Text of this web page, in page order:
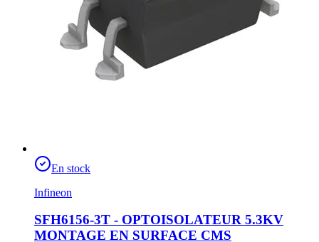
En stock
Infineon
SFH6156-3T - OPTOISOLATEUR 5.3KV
MONTAGE EN SURFACE CMS